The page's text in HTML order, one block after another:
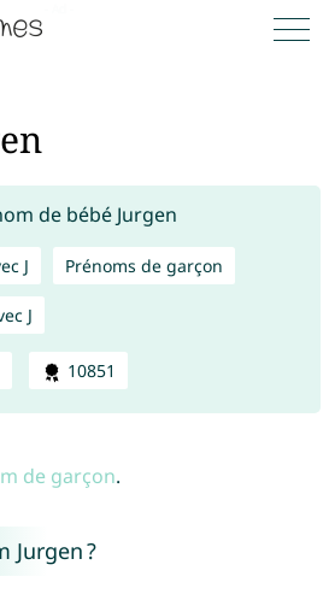
J Prénoms de garçon
J
10851
de garçon.
Jurgen ?